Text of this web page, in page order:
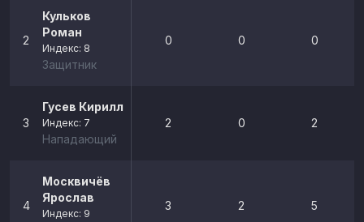
2
Кульков
Роман
Индекс: 8
Защитник
0 0 0
3
Гусев Кирилл
Индекс: 7
Нападающий
2 0 2
4
Москвичёв
Ярослав
Индекс: 9
3 2 5